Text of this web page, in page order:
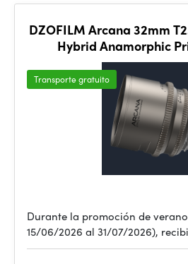
DZOFILM Arcana 32mm
Hybrid Anamorphic
Transporte gratuito
Durante la promoción de
15/06/2026 al 31/07/2026),